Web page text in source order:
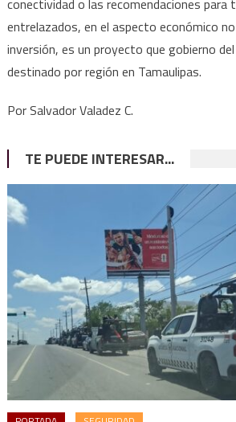
conectividad o las recomendaciones para
entrelazados, en el aspecto económico
inversión, es un proyecto que gobierno
destinado por región en Tamaulipas.
Por Salvador Valadez C.
TE PUEDE INTERESAR...